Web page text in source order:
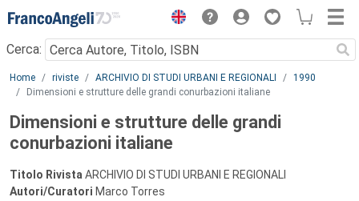
Menu
Cerca:
Main content
Home riviste ARCHIVIO DI STUDI URBANI E REGIONALI
1990
Dimensioni e strutture delle grandi conurbazioni italiane
Dimensioni e strutture delle grandi
conurbazioni italiane
Titolo Rivista ARCHIVIO DI STUDI URBANI E REGIONALI
Autori/Curatori Marco Torres